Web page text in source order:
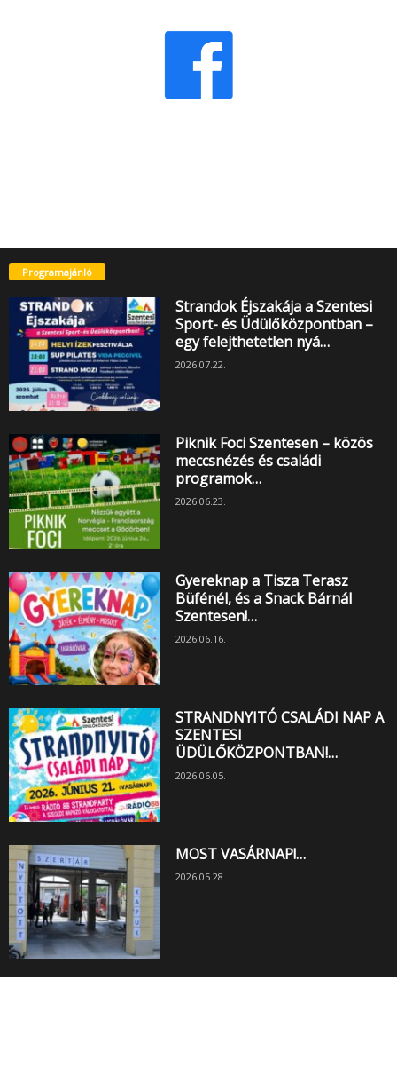
Programajánló
Strandok Éjszakája a Szentesi
Sport- és Üdülőközpontban –
egy felejthetetlen nyá…
2026.07.22.
Piknik Foci Szentesen – közös
meccsnézés és családi
programok…
2026.06.23.
Gyereknap a Tisza Terasz
Büfénél, és a Snack Bárnál
Szentesen!…
2026.06.16.
STRANDNYITÓ CSALÁDI NAP A
SZENTESI
ÜDÜLŐKÖZPONTBAN!…
2026.06.05.
MOST VASÁRNAP!…
2026.05.28.